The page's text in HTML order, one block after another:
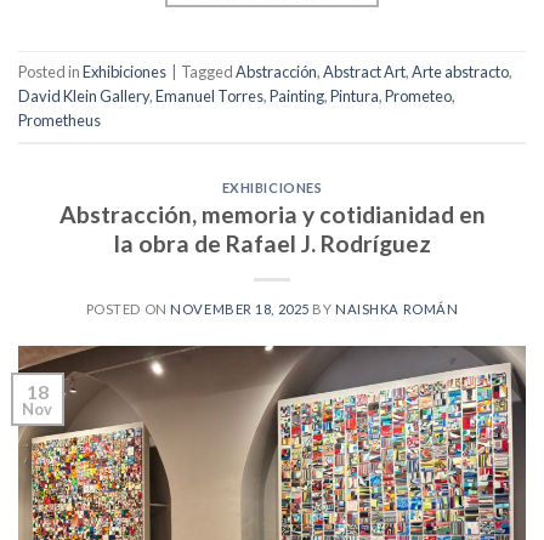
Posted inExhibiciones TaggedAbstracción,Abstract Art,Arte abstracto,
David Klein Gallery,Emanuel Torres,Painting,Pintura,Prometeo,
Prometheus
EXHIBICIONES
Abstracción, memoria y cotidianidad en
la obra de Rafael J. Rodríguez
POSTED ON NOVEMBER 18, 2025 BY NAISHKA ROMÁN
18
Nov